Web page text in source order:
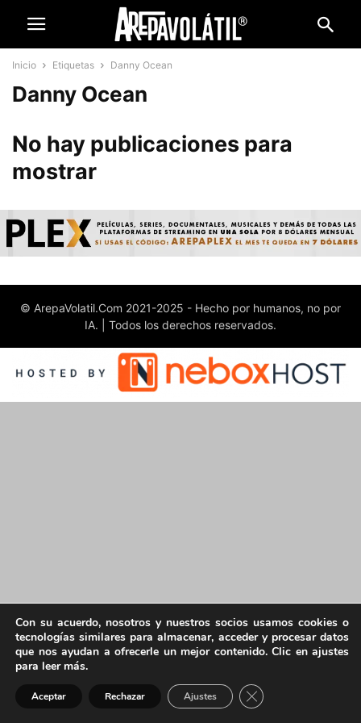
Inicio Etiquetas Danny Ocean
Danny Ocean
No hay publicaciones para
mostrar
© ArepaVolatil.Com 2021-2025 - Hecho por humanos, no por
IA. | Todos los derechos reservados.
Con su acuerdo, nosotros y nuestros socios usamos cookies o
tecnologías similares para almacenar, acceder y procesar datos
que nos ayudan a ofrecerle un mejor contenido. Clic en ajustes
para leer más.
Aceptar Rechazar Ajustes Cerrar el banner de